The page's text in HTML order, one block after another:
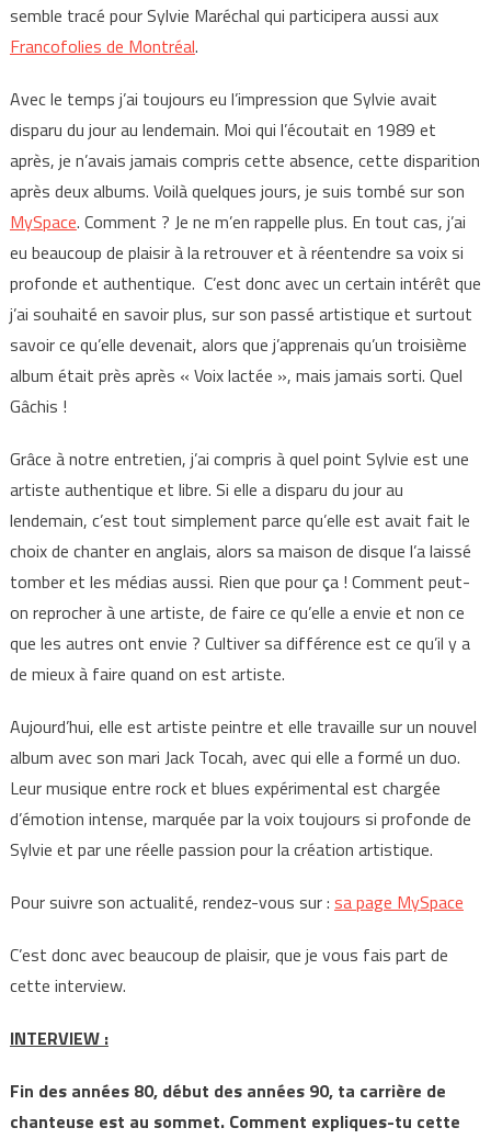
semble tracé pour Sylvie Maréchal qui participera aussi aux
Francofolies de Montréal.
Avec le temps j’ai toujours eu l’impression que Sylvie avait
disparu du jour au lendemain. Moi qui l’écoutait en 1989 et
après, je n’avais jamais compris cette absence, cette disparition
après deux albums. Voilà quelques jours, je suis tombé sur son
MySpace. Comment ? Je ne m’en rappelle plus. En tout cas, j’ai
eu beaucoup de plaisir à la retrouver et à réentendre sa voix si
profonde et authentique. C’est donc avec un certain intérêt que
j’ai souhaité en savoir plus, sur son passé artistique et surtout
savoir ce qu’elle devenait, alors que j’apprenais qu’un troisième
album était près après « Voix lactée », mais jamais sorti. Quel
Gâchis !
Grâce à notre entretien, j’ai compris à quel point Sylvie est une
artiste authentique et libre. Si elle a disparu du jour au
lendemain, c’est tout simplement parce qu’elle est avait fait le
choix de chanter en anglais, alors sa maison de disque l’a laissé
tomber et les médias aussi. Rien que pour ça ! Comment peut-
on reprocher à une artiste, de faire ce qu’elle a envie et non ce
que les autres ont envie ? Cultiver sa différence est ce qu’il y a
de mieux à faire quand on est artiste.
Aujourd’hui, elle est artiste peintre et elle travaille sur un nouvel
album avec son mari Jack Tocah, avec qui elle a formé un duo.
Leur musique entre rock et blues expérimental est chargée
d’émotion intense, marquée par la voix toujours si profonde de
Sylvie et par une réelle passion pour la création artistique.
Pour suivre son actualité, rendez-vous sur : sa page MySpace
C’est donc avec beaucoup de plaisir, que je vous fais part de
cette interview.
INTERVIEW :
Fin des années 80, début des années 90, ta carrière de
chanteuse est au sommet. Comment expliques-tu cette